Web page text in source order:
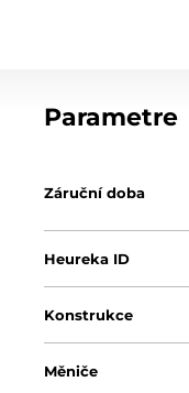
Parametre
Záruční doba
Heureka ID
Konstrukce
Měniče